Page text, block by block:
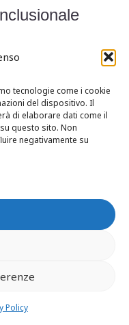
tecnologie come i cookie
del dispositivo. Il
di elaborare dati come il
questo sito. Non
negativamente su
Policy
dirette a
ad
di
ai
Agr.la (di
infatti,